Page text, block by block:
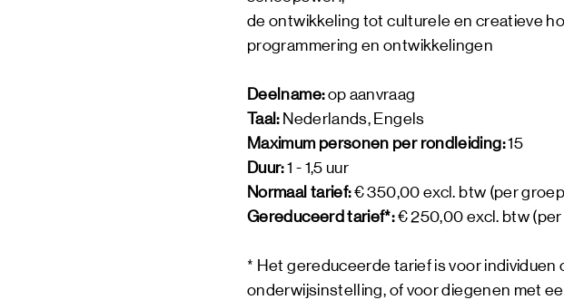
de ontwikkeling tot culturele en creatieve
programmering en ontwikkelingen
Deelname:op aanvraag
Taal: Nederlands, Engels
Maximum personen per rondleiding:15
Duur:1 - 1,5 uur
Normaal tarief:€ 350,00 excl. btw (per
Gereduceerd tarief*:€ 250,00 excl. btw
* Het gereduceerde tarief is voor
onderwijsinstelling, of voor diegenen met